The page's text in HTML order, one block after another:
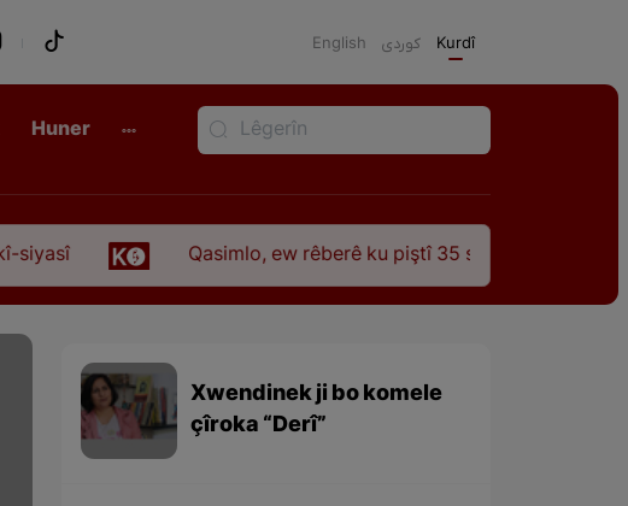
English كوردی Kurdî
Huner
Qasimlo, ew rêberê ku piştî 35 sal ji şehîdbûna wî hê jî
Xwendinek ji bo komele
çîroka “Derî”